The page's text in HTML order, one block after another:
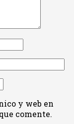
y web en
comente.